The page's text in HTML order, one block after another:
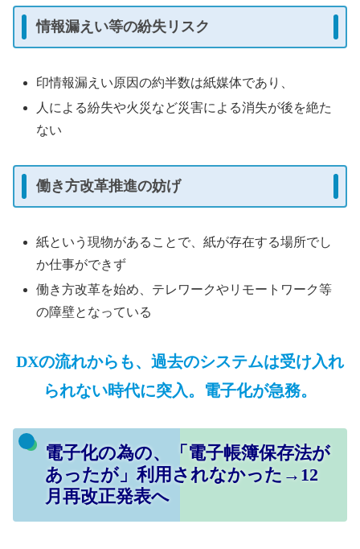
情報漏えい等の紛失リスク
印情報漏えい原因の約半数は紙媒体であり、
人による紛失や火災など災害による消失が後を絶た
ない
働き方改革推進の妨げ
紙という現物があることで、紙が存在する場所でし
か仕事ができず
働き方改革を始め、テレワークやリモートワーク等
の障壁となっている
DXの流れからも、過去のシステムは受け入れ
られない時代に突入。電子化が急務。
電子化の為の、「電子帳簿保存法が
あったが」利用されなかった→12
月再改正発表へ